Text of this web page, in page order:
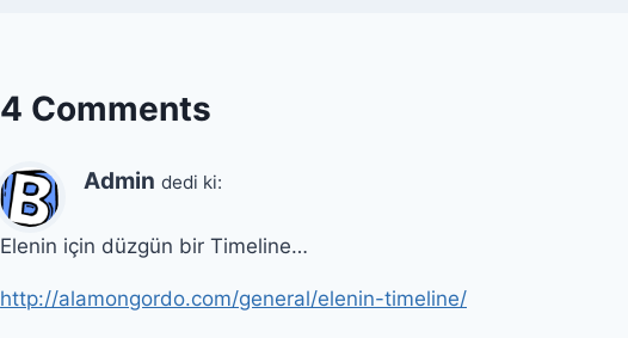
4 Comments
Admin dedi ki:
Elenin için düzgün bir Timeline…
http://alamongordo.com/general/elenin-timeline/